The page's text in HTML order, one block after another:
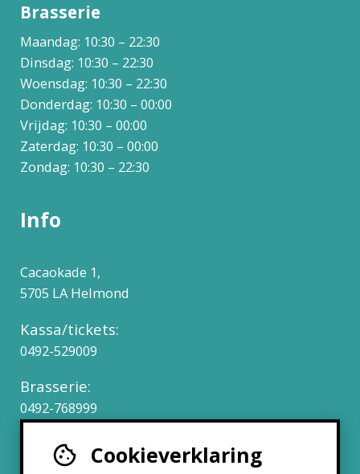
Cookieverklaring
Brasserie
Maandag: 10:30 – 22:30
Dinsdag: 10:30 – 22:30
Woensdag: 10:30 – 22:30
Donderdag: 10:30 – 00:00
Vrijdag: 10:30 – 00:00
Zaterdag: 10:30 – 00:00
Zondag: 10:30 – 22:30
Info
Cacaokade 1,
5705 LA Helmond
Kassa/tickets:
0492-529009
Brasserie:
0492-768999
Werken bij